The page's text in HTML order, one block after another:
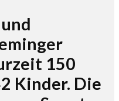
150
Kinder. Die